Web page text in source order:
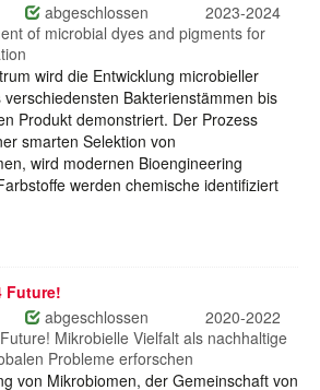
abgeschlossen
2023-2024
of microbial dyes and pigments for
wird die Entwicklung microbieller
verschiedensten Bakterienstämmen bis
Produkt demonstriert. Der Prozess
smarten Selektion von
wird modernen Bioengineering
werden chemische identifiziert
Future!
abgeschlossen
2020-2022
Mikrobielle Vielfalt als nachhaltige
Probleme erforschen
von Mikrobiomen, der Gemeinschaft von